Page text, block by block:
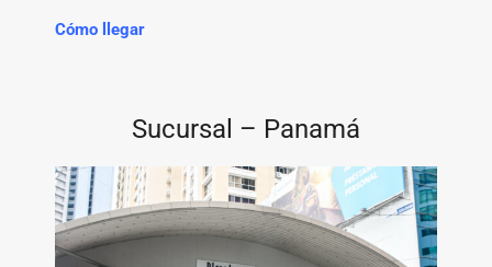
Cómo llegar
Sucursal – Panamá